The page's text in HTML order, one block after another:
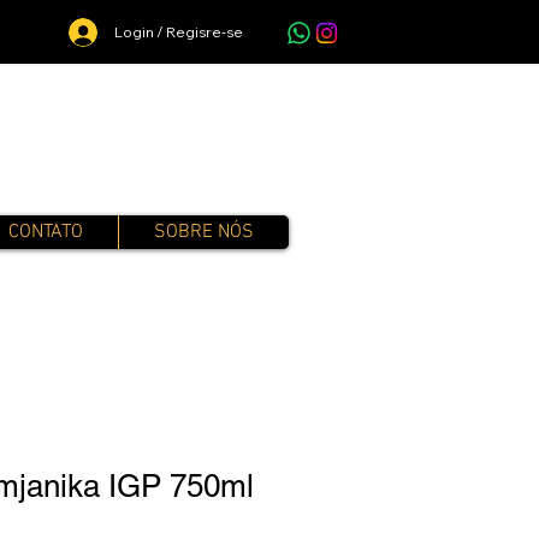
Login / Regisre-se
CONTATO SOBRE NÓS
IGP 750ml